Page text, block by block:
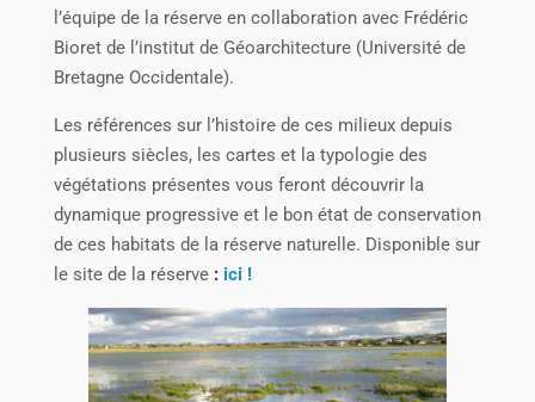
l’équipe de la réserve en collaboration avec Frédéric
Bioret de l’institut de Géoarchitecture (Université de
Bretagne Occidentale).
Les références sur l’histoire de ces milieux depuis
plusieurs siècles, les cartes et la typologie des
végétations présentes vous feront découvrir la
dynamique progressive et le bon état de conservation
de ces habitats de la réserve naturelle. Disponible sur
le site de la réserve :ici !